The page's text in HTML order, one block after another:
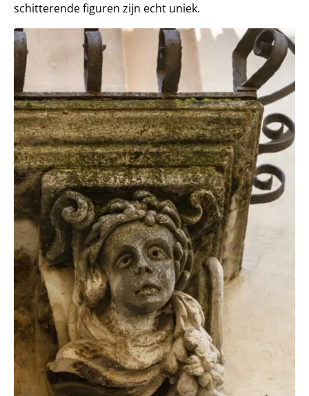
schitterende figuren zijn echt uniek.